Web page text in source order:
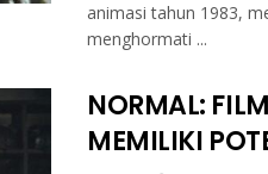
animasi tahun 1983,
menghormati ...
NORMAL:
MEMILIKI